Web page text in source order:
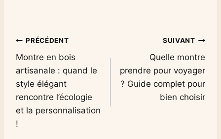
Navigation
de
l’article
PRÉCÉDENT
Montre en bois
artisanale : quand le
style élégant
rencontre l’écologie
et la personnalisation
!
SUIVANT
Quelle montre
prendre pour voyager
? Guide complet pour
bien choisir